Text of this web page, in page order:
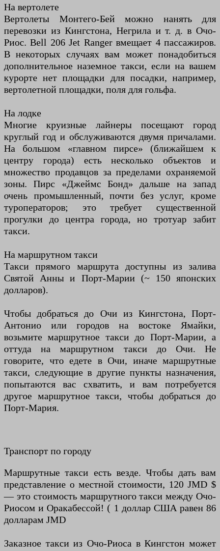
На вертолете
Вертолеты Монтего-Бей можно нанять для
перевозки из Кингстона, Негрила и т. д. в Очо-
Риос. Bell 206 Jet Ranger вмещает 4 пассажиров.
В некоторых случаях вам может понадобиться
дополнительное наземное такси, если на вашем
курорте нет площадки для посадки, например,
вертолетной площадки, поля для гольфа.
На лодке
Многие круизные лайнеры посещают город
круглый год и обслуживаются двумя причалами.
На большом «главном пирсе» (ближайшем к
центру города) есть несколько объектов и
множество продавцов за пределами охраняемой
зоны. Пирс «Джеймс Бонд» дальше на запад
очень промышленный, почти без услуг, кроме
туроператоров; это требует существенной
прогулки до центра города, но тротуар забит
такси.
На маршрутном такси
Такси прямого маршрута доступны из залива
Святой Анны и Порт-Марии (~ 150 японских
долларов).
Чтобы добраться до Очи из Кингстона, Порт-
Антонио или городов на востоке Ямайки,
возьмите маршрутное такси до Порт-Марии, а
оттуда на маршрутном такси до Очи. Не
говорите, что едете в Очи, иначе маршрутные
такси, следующие в другие пункты назначения,
попытаются вас схватить, и вам потребуется
другое маршрутное такси, чтобы добраться до
Порт-Мария.
Транспорт по городу
Маршрутные такси есть везде. Чтобы дать вам
представление о местной стоимости, 120 JMD $
— это стоимость маршрутного такси между Очо-
Риосом и Оракабессой! ( 1 доллар США равен 86
долларам JMD
Заказное такси из Очо-Риоса в Кингстон может